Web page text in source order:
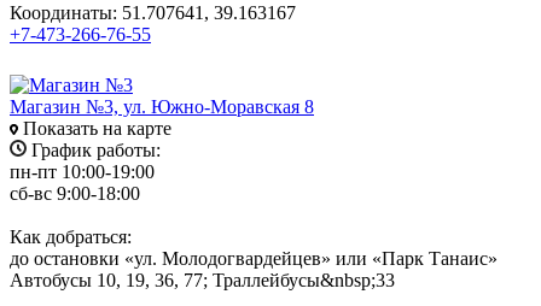
Координаты: 51.707641, 39.163167
+7-473-266-76-55
Магазин №3, ул. Южно-Моравская 8
Показать на карте
График работы:
пн-пт 10:00-19:00
сб-вс 9:00-18:00
Как добраться:
до остановки «ул. Молодогвардейцев» или «Парк Танаис»
Автобусы 10, 19, 36, 77; Траллейбусы&nbsp;33